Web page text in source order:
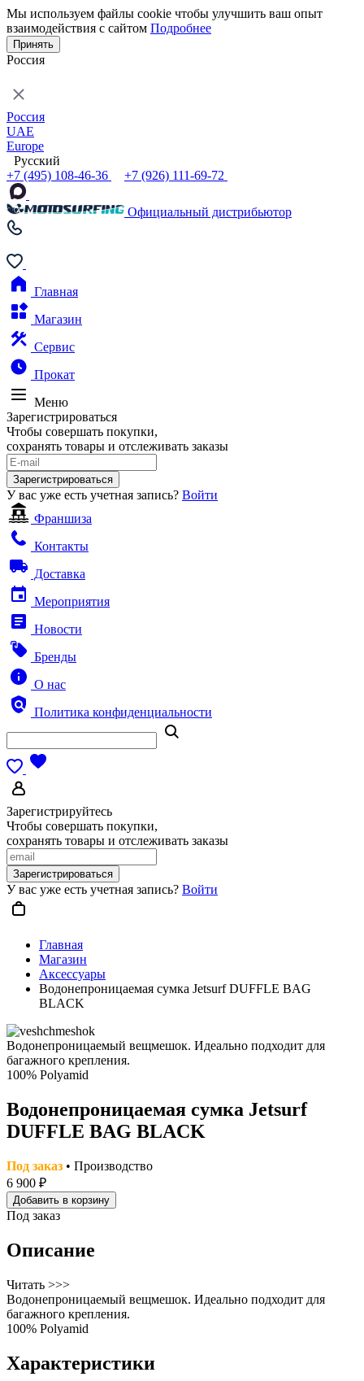
Мы используем файлы cookie чтобы улучшить ваш опыт
взаимодействия с сайтом Подробнее
Принять
Россия
Россия
UAE
Europe
Русский
+7 (495) 108-46-36
+7 (926) 111-69-72
Официальный дистрибьютор
Главная
Магазин
Сервис
Прокат
Меню
Зарегистрироваться
Чтобы совершать покупки,
сохранять товары и отслеживать заказы
Зарегистрироваться
У вас уже есть учетная запись? Войти
Франшиза
Контакты
Доставка
Мероприятия
Новости
Бренды
О нас
Политика конфиденциальности
Зарегистрируйтесь
Чтобы совершать покупки,
сохранять товары и отслеживать заказы
Зарегистрироваться
У вас уже есть учетная запись? Войти
Главная
Магазин
Аксессуары
Водонепроницаемая сумка Jetsurf DUFFLE BAG
BLACK
Водонепроницаемый вещмешок. Идеально подходит для
багажного крепления.
100% Polyamid
Водонепроницаемая сумка Jetsurf
DUFFLE BAG BLACK
Под заказ • Производство
6 900 ₽
Добавить в корзину
Под заказ
Описание
Читать >>>
Водонепроницаемый вещмешок. Идеально подходит для
багажного крепления.
100% Polyamid
Характеристики